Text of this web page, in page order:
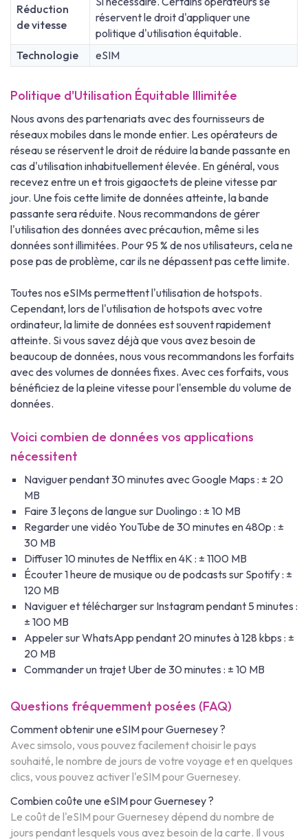
Réduction
de vitesse
réservent le droit d'appliquer une
politique d'utilisation équitable.
Technologie
eSIM
Politique d'Utilisation Équitable Illimitée
Nous avons des partenariats avec des fournisseurs de
réseaux mobiles dans le monde entier. Les opérateurs de
réseau se réservent le droit de réduire la bande passante en
cas d'utilisation inhabituellement élevée. En général, vous
recevez entre un et trois gigaoctets de pleine vitesse par
jour. Une fois cette limite de données atteinte, la bande
passante sera réduite. Nous recommandons de gérer
l'utilisation des données avec précaution, même si les
données sont illimitées. Pour 95 % de nos utilisateurs, cela ne
pose pas de problème, car ils ne dépassent pas cette limite.
Toutes nos eSIMs permettent l'utilisation de hotspots.
Cependant, lors de l'utilisation de hotspots avec votre
ordinateur, la limite de données est souvent rapidement
atteinte. Si vous savez déjà que vous avez besoin de
beaucoup de données, nous vous recommandons les forfaits
avec des volumes de données fixes. Avec ces forfaits, vous
bénéficiez de la pleine vitesse pour l'ensemble du volume de
données.
Voici combien de données vos applications
nécessitent
Naviguer pendant 30 minutes avec Google Maps : ± 20
MB
Faire 3 leçons de langue sur Duolingo : ± 10 MB
Regarder une vidéo YouTube de 30 minutes en 480p : ±
30 MB
Diffuser 10 minutes de Netflix en 4K : ± 1100 MB
Écouter 1 heure de musique ou de podcasts sur Spotify : ±
120 MB
Naviguer et télécharger sur Instagram pendant 5 minutes :
± 100 MB
Appeler sur WhatsApp pendant 20 minutes à 128 kbps : ±
20 MB
Commander un trajet Uber de 30 minutes : ± 10 MB
Questions fréquemment posées (FAQ)
Comment obtenir une eSIM pour Guernesey ?
Avec simsolo, vous pouvez facilement choisir le pays
souhaité, le nombre de jours de votre voyage et en quelques
clics, vous pouvez activer l'eSIM pour Guernesey.
Combien coûte une eSIM pour Guernesey ?
Le coût de l'eSIM pour Guernesey dépend du nombre de
jours pendant lesquels vous avez besoin de la carte. Il vous